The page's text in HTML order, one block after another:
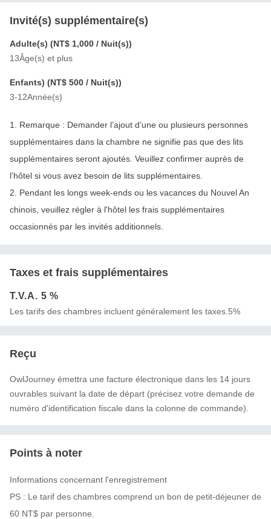
Invité(s) supplémentaire(s)
Adulte(s) (NT$ 1,000 / Nuit(s))
13Âge(s) et plus
Enfants) (NT$ 500 / Nuit(s))
3-12Année(s)
1. Remarque : Demander l’ajout d’une ou plusieurs personnes
supplémentaires dans la chambre ne signifie pas que des lits
supplémentaires seront ajoutés. Veuillez confirmer auprès de
l’hôtel si vous avez besoin de lits supplémentaires.
2. Pendant les longs week-ends ou les vacances du Nouvel An
chinois, veuillez régler à l'hôtel les frais supplémentaires
occasionnés par les invités additionnels.
Taxes et frais supplémentaires
T.V.A. 5 %
Les tarifs des chambres incluent généralement les taxes.5%
Reçu
OwlJourney émettra une facture électronique dans les 14 jours
ouvrables suivant la date de départ (précisez votre demande de
numéro d'identification fiscale dans la colonne de commande).
Points à noter
Informations concernant l'enregistrement
PS : Le tarif des chambres comprend un bon de petit-déjeuner de
60 NT$ par personne.